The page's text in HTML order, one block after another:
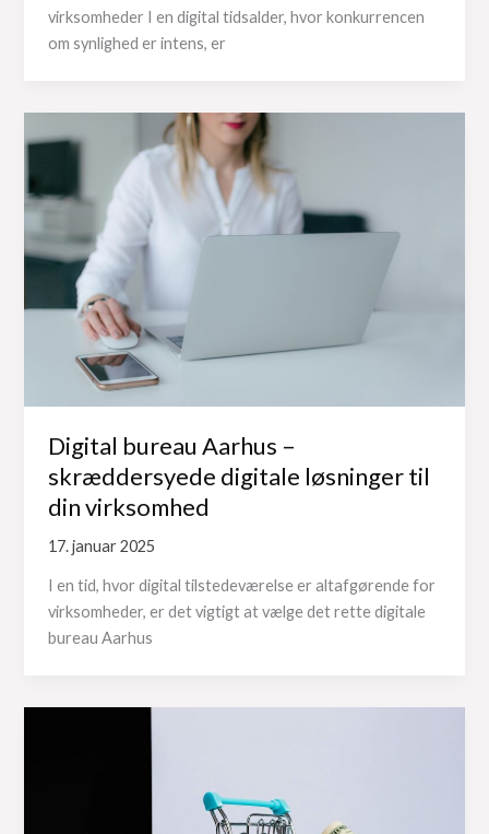
virksomheder I en digital tidsalder, hvor konkurrencen
om synlighed er intens, er
Digital bureau Aarhus –
skræddersyede digitale løsninger til
din virksomhed
17. januar 2025
I en tid, hvor digital tilstedeværelse er altafgørende for
virksomheder, er det vigtigt at vælge det rette digitale
bureau Aarhus